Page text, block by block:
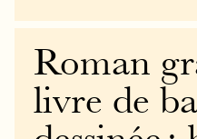
Roman
livre de